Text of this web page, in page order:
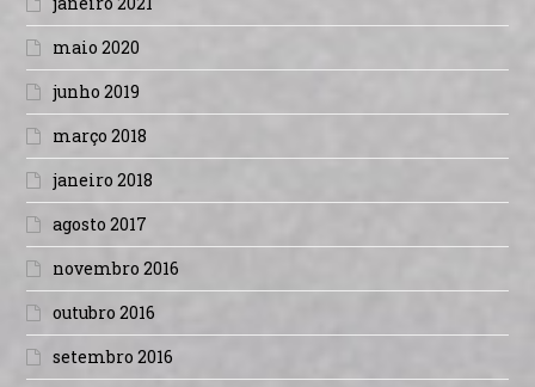
maio 2020
junho 2019
março 2018
janeiro 2018
agosto 2017
novembro 2016
outubro 2016
setembro 2016